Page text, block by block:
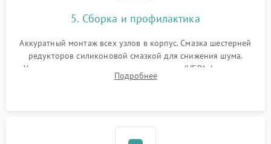
5. Сборка и профилактика
Аккуратный монтаж всех узлов в корпус. Смазка шестерней
редукторов силиконовой смазкой для снижения шума.
Установка новых расходных материалов (HEPA-фильтров,
микрофибры, щеток). Надежная фиксация разъемов и
Подробнее